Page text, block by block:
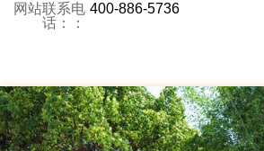
网站联系电
话：：
400-886-5736